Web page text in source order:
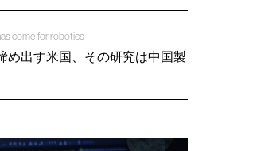
come for robotics
め出す米国、その研究は中国製